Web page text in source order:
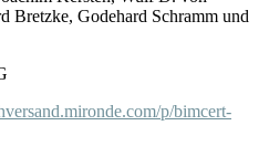
Bretzke, Godehard Schramm und
p/bimcert-